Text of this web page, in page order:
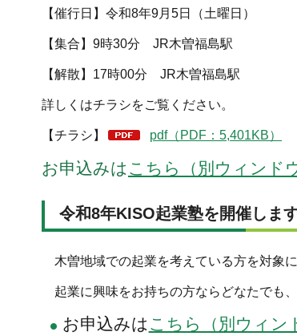
【催行日】令和8年9月5日（土曜日）
【集合】9時30分 JR木曽福島駅
【解散】17時00分 JR木曽福島駅
詳しくはチラシをご覧ください。
【チラシ】 pdf（PDF：5,401KB）
お申込みは こちら（別ウィンド
令和8年KISO起業塾を開催します
木曽地域での起業を考えている方を対象
起業に興味をお持ちの方ならどなたでも
お申込みは こちら（別ウィン